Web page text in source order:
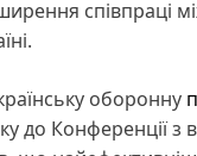
оборонну
до Конференції з